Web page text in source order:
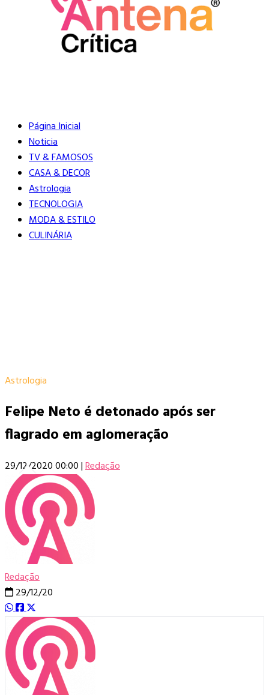
Página Inicial
Noticia
TV & FAMOSOS
CASA & DECOR
Astrologia
TECNOLOGIA
MODA & ESTILO
CULINÁRIA
Astrologia
Felipe Neto é detonado após ser
flagrado em aglomeração
29/12/2020 00:00|Redação
Redação
29/12/20